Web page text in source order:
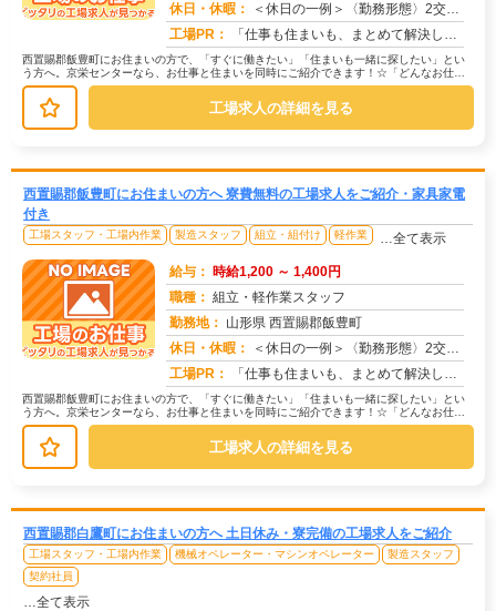
休日・休暇：
＜休日の一例＞〈勤務形態〉2交替〈休日〉土日★ＧＷ・夏季・冬季・年末年始休暇あり★有給休暇あり※配属先により休日・...
工場PR：
「仕事も住まいも、まとめて解決したい！」そんなあなたを応援します。株式会社京栄センターでは、全国の工場求人をご紹介...
西置賜郡飯豊町にお住まいの方で、「すぐに働きたい」「住まいも一緒に探したい」とい
う方へ。京栄センターなら、お仕事と住まいを同時にご紹介できます！☆「どんなお仕事
があるの？」→ 製造・組立・検査・...
工場求人の詳細を見る
西置賜郡飯豊町にお住まいの方へ 寮費無料の工場求人をご紹介・家具家電
付き
工場スタッフ・工場内作業 製造スタッフ 組立・組付け 軽作業 …全て表示
給与： 時給1,200 ～ 1,400円
職種： 組立・軽作業スタッフ
勤務地： 山形県 西置賜郡飯豊町
休日・休暇：
＜休日の一例＞〈勤務形態〉2交替〈休日〉土日★ＧＷ・夏季・冬季・年末年始休暇あり★有給休暇あり※配属先により休日・...
工場PR：
「仕事も住まいも、まとめて解決したい！」そんなあなたを応援します。株式会社京栄センターでは、全国の工場求人をご紹介...
西置賜郡飯豊町にお住まいの方で、「すぐに働きたい」「住まいも一緒に探したい」とい
う方へ。京栄センターなら、お仕事と住まいを同時にご紹介できます！☆「どんなお仕事
があるの？」→ 製造・組立・検査・...
工場求人の詳細を見る
西置賜郡白鷹町にお住まいの方へ 土日休み・寮完備の工場求人をご紹介
工場スタッフ・工場内作業 機械オペレーター・マシンオペレーター
製造スタッフ
契約社員
…全て表示